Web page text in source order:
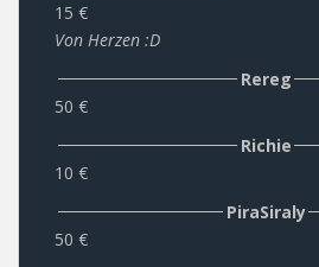
15 €
Von Herzen :D
Rereg
50 €
Richie
10 €
PiraSiraly
50 €